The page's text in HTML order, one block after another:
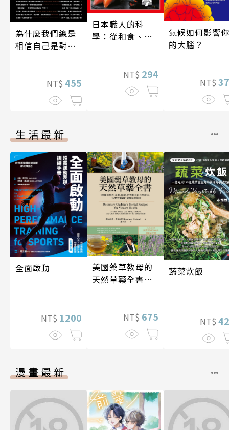
為什麼我們總是
相信自己是對
NT$ 455
日本職人的科
學：從和食、清
技藝的祕密 人人
伽利略45
NT$ 294
氣候如何影響你
的大腦？
NT$
生活最新
全面啟動
NT$ 1200
美國藥草教母的
天然草藥全書
NT$ 675
蔬菜炊飯
NT$
漫畫最新